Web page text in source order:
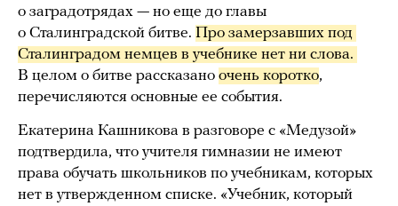
о заградотрядах — но еще до главы
о Сталинградской битве. Про замерзавших под
В целом о битве рассказано очень коротко,
перечисляются основные ее события.
Екатерина Кашникова в разговоре с «Медузой»
подтвердила, что учителя гимназии не имеют
права обучать школьников по учебникам, которых
нет в утвержденном списке. «Учебник, который